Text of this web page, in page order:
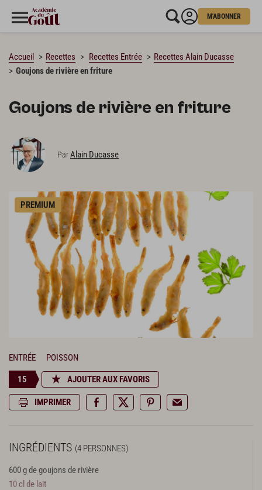
M'ABONNER
Accueil Recettes Recettes Entrée
Recettes Alain Ducasse
Goujons de rivière en friture
Goujons de rivière en friture
ParAlain Ducasse
PREMIUM
ENTRÉE POISSON
15 AJOUTER AUX FAVORIS
IMPRIMER
INGRÉDIENTS (4 PERSONNES)
600 g de goujons de rivière
10 cl de lait
CHARGEMENT…